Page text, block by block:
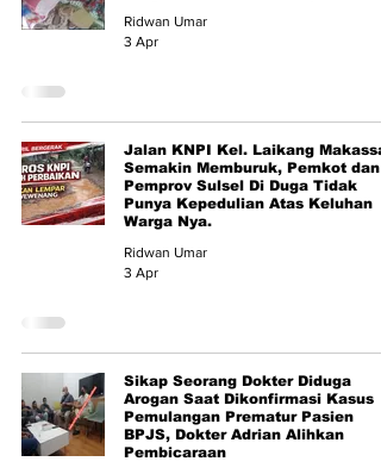
Ridwan Umar
3 Apr
Jalan KNPI Kel. Laikang
Semakin Memburuk, Pemkot dan
Pemprov Sulsel Di Duga Tidak
Punya Kepedulian Atas Keluhan
Warga Nya.
Ridwan Umar
3 Apr
Sikap Seorang Dokter Diduga
Arogan Saat Dikonfirmasi Kasus
Pemulangan Prematur Pasien
BPJS, Dokter Adrian Alihkan
Pembicaraan